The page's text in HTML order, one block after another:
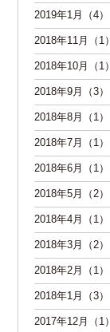
2019年1月（4）
2018年11月（1）
2018年10月（1）
2018年9月（3）
2018年8月（1）
2018年7月（1）
2018年6月（1）
2018年5月（2）
2018年4月（1）
2018年3月（2）
2018年2月（1）
2018年1月（3）
2017年12月（1）